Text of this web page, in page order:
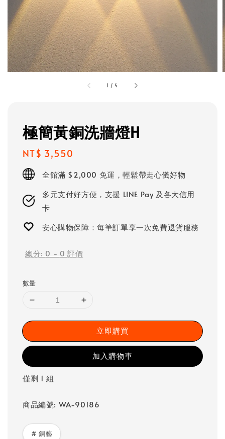
1 /4
極簡黃銅洗牆燈H
Regular
price
NT$ 3,550
全館滿 $2,000 免運，輕鬆帶走心儀好物
多元支付好方便，支援 LINE Pay 及各大信用
卡
安心購物保障：每筆訂單享一次免費退貨服務
總分: 0 - 0 評價
數量
立即購買
加入購物車
僅剩 1 組
商品編號: WA-90186
# 銅藝